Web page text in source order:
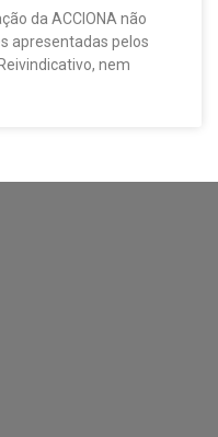
da ACCIONA não
apresentadas pelos
nem